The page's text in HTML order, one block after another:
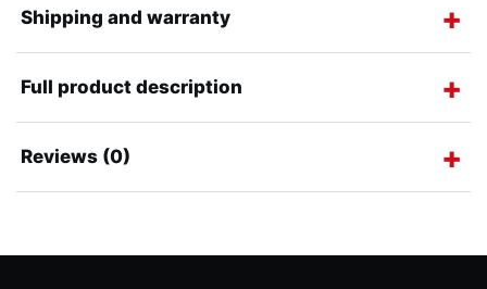
Shipping and warranty
Full product description
Reviews (0)